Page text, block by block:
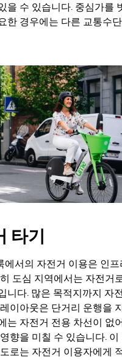
을 수 있습니다. 중심가를
한 경우에는 다른 교통수
타기
에서의 자전거 이용은 인
도심 지역에서는 자전거
니다. 많은 목적지까지 자
이아웃은 단거리 운행을
는 자전거 전용 차선이 없
향을 미칠 수 있습니다.
로는 자전거 이용자에게